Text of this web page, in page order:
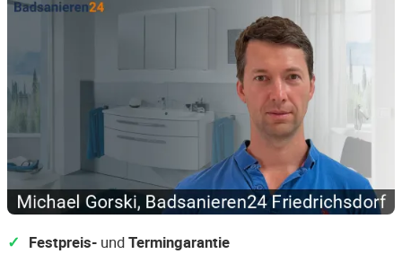
Festpreis- undTermingarantie